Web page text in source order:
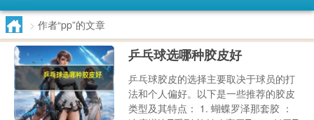
> 作者“pp”的文章
乒乓球选哪种胶皮好
乒乓球胶皮的选择主要取决于球员的打
法和个人偏好。以下是一些推荐的胶皮
类型及其特点： 1. 蝴蝶罗泽那套胶 ：